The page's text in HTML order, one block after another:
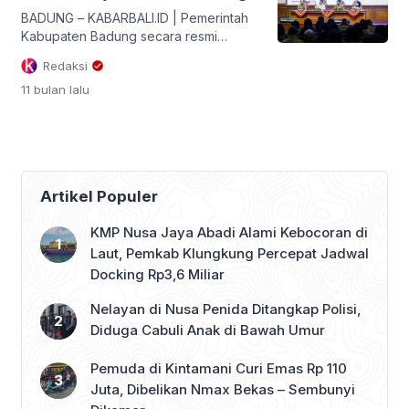
Arnawa menegaskan bahwa proyeksi
PAD adalah tulang punggung
pembangunan […]
BADUNG – KABARBALI.ID | Pemerintah
Kabupaten Badung secara resmi
menyelesaikan proses finalisasi
pendataan potensi pajak daerah, yang
digelar dalam rapat laporan akhir di
Tim Terpadu Optimalisasi Pajak Daerah
Redaksi
11 bulan lalu
Artikel Populer
KMP Nusa Jaya Abadi Alami Kebocoran di
Laut, Pemkab Klungkung Percepat Jadwal
Docking Rp3,6 Miliar
Nelayan di Nusa Penida Ditangkap Polisi,
Diduga Cabuli Anak di Bawah Umur
Pemuda di Kintamani Curi Emas Rp 110
Juta, Dibelikan Nmax Bekas – Sembunyi